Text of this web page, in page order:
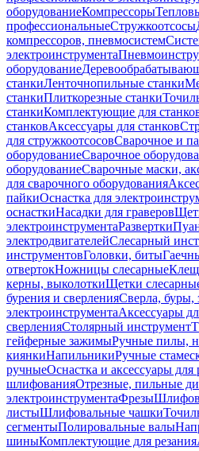
оборудованиеКомпрессоры
профессиональныеСтружкоотсосы
компрессоров, пневмосистем
электроинструмента
оборудование
станкиЛенточнопильные станки
станкиПлиткорезные станки
станкиКомплектующие для
станковАксессуары для станков
для стружкоотсосовСварочное и
оборудованиеСварочное
оборудованиеСварочные маски,
для сварочного оборудования
пайкиОснастка для
оснасткиНасадки для граверов
электроинструментаРазвертки
электродвигателейСлесарный
инструментовГоловки, биты
отвертокНожницы слесарные
керны, выколоткиЩетки
бурения и сверленияСверла, буры,
электроинструментаАксессуары
сверленияСтолярный инструмент
гейферные зажимыРучные пилы,
киянкиНапильникиРучные
ручныеОснастка и аксессуары для
шлифованияОтрезные, пильные
электроинструментаФрезы
листыШлифовальные чашки
сегментыПолировальные валы
шиныКомплектующие для резания